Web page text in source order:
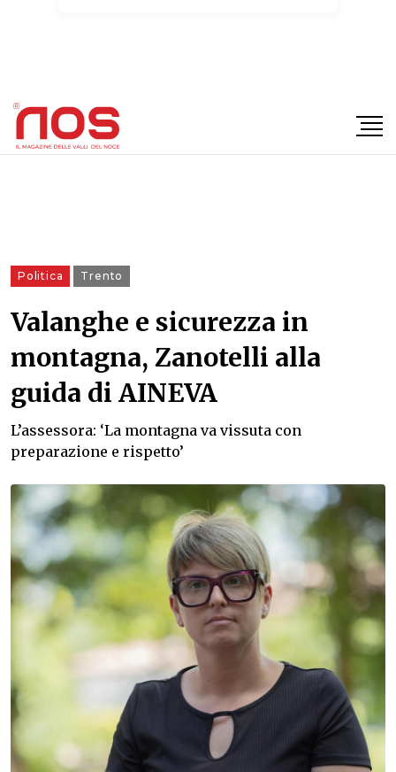
Politica Trento
Valanghe e sicurezza in
montagna, Zanotelli alla
guida di AINEVA
L’assessora: ‘La montagna va vissuta con
preparazione e rispetto’